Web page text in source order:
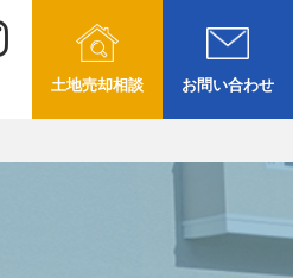
土地売却相談 お問い合わせ